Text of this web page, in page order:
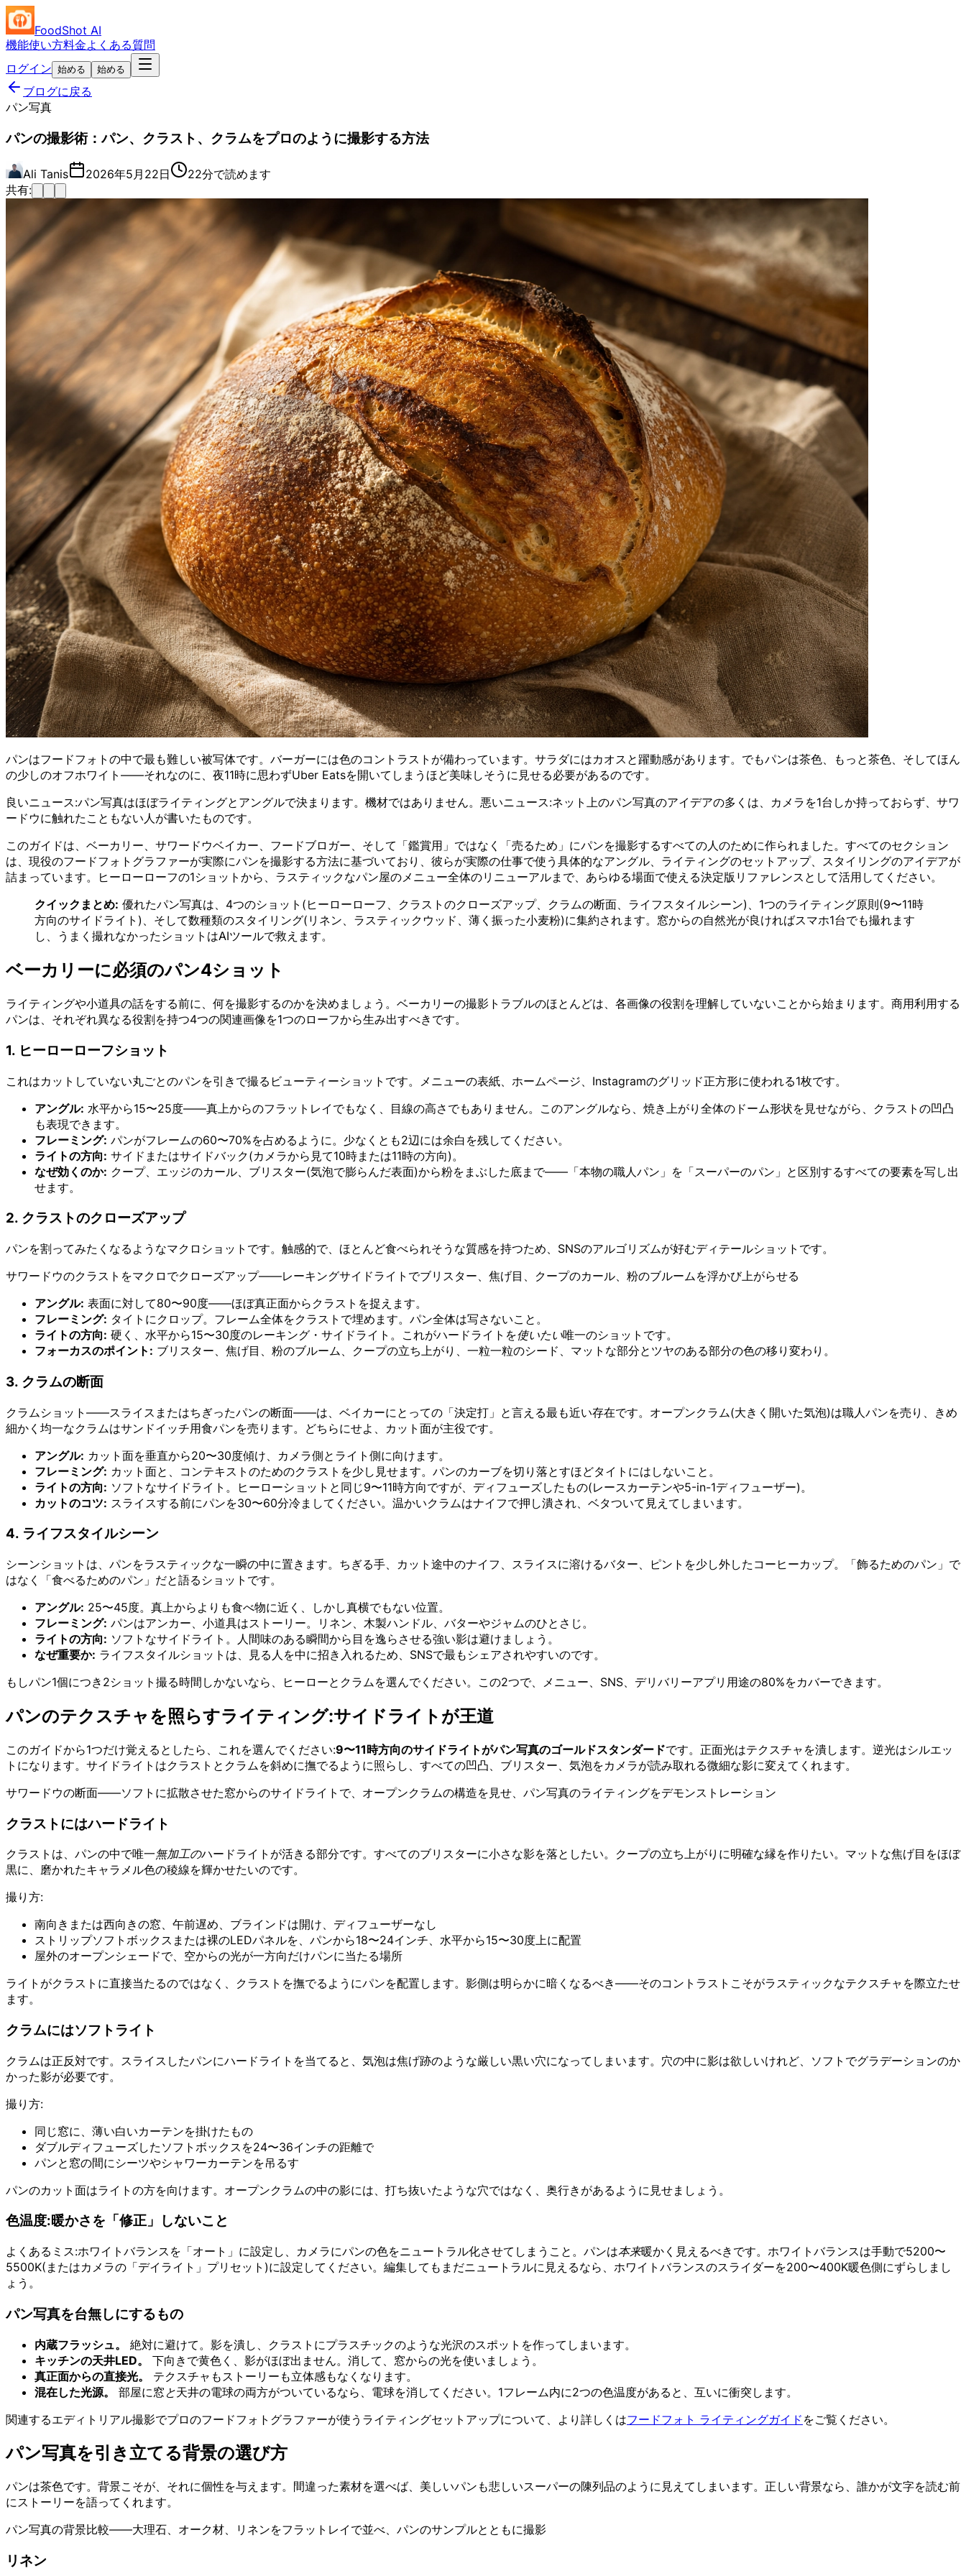
FoodShot AI
機能使い方料金よくある質問
ログイン 始める 始める
ブログに戻る
パン写真
パンの撮影術：パン、クラスト、クラムをプロのように撮影する方法
Ali Tanis 2026年5月22日
22分で読めます
共有:
パンはフードフォトの中で最も難しい被写体です。バーガーには色のコントラストが備わっています。サラダにはカオスと躍動感があります。でもパンは茶色、もっと茶色、そしてほん
の少しのオフホワイト——それなのに、夜11時に思わずUber Eatsを開いてしまうほど美味しそうに見せる必要があるのです。
良いニュース:パン写真はほぼライティングとアングルで決まります。機材ではありません。悪いニュース:ネット上のパン写真のアイデアの多くは、カメラを1台しか持っておらず、サワ
ードウに触れたこともない人が書いたものです。
このガイドは、ベーカリー、サワードウベイカー、フードブロガー、そして「鑑賞用」ではなく「売るため」にパンを撮影するすべての人のために作られました。すべてのセクション
は、現役のフードフォトグラファーが実際にパンを撮影する方法に基づいており、彼らが実際の仕事で使う具体的なアングル、ライティングのセットアップ、スタイリングのアイデアが
詰まっています。ヒーローローフの1ショットから、ラスティックなパン屋のメニュー全体のリニューアルまで、あらゆる場面で使える決定版リファレンスとして活用してください。
クイックまとめ: 優れたパン写真は、4つのショット(ヒーローローフ、クラストのクローズアップ、クラムの断面、ライフスタイルシーン)、1つのライティング原則(9〜11時
方向のサイドライト)、そして数種類のスタイリング(リネン、ラスティックウッド、薄く振った小麦粉)に集約されます。窓からの自然光が良ければスマホ1台でも撮れます
し、うまく撮れなかったショットはAIツールで救えます。
ベーカリーに必須のパン4ショット
ライティングや小道具の話をする前に、何を撮影するのかを決めましょう。ベーカリーの撮影トラブルのほとんどは、各画像の役割を理解していないことから始まります。商用利用する
パンは、それぞれ異なる役割を持つ4つの関連画像を1つのローフから生み出すべきです。
1. ヒーローローフショット
これはカットしていない丸ごとのパンを引きで撮るビューティーショットです。メニューの表紙、ホームページ、Instagramのグリッド正方形に使われる1枚です。
アングル: 水平から15〜25度——真上からのフラットレイでもなく、目線の高さでもありません。このアングルなら、焼き上がり全体のドーム形状を見せながら、クラストの凹凸
も表現できます。
フレーミング: パンがフレームの60〜70%を占めるように。少なくとも2辺には余白を残してください。
ライトの方向: サイドまたはサイドバック(カメラから見て10時または11時の方向)。
なぜ効くのか: クープ、エッジのカール、ブリスター(気泡で膨らんだ表面)から粉をまぶした底まで——「本物の職人パン」を「スーパーのパン」と区別するすべての要素を写し出
せます。
2. クラストのクローズアップ
パンを割ってみたくなるようなマクロショットです。触感的で、ほとんど食べられそうな質感を持つため、SNSのアルゴリズムが好むディテールショットです。
サワードウのクラストをマクロでクローズアップ——レーキングサイドライトでブリスター、焦げ目、クープのカール、粉のブルームを浮かび上がらせる
アングル: 表面に対して80〜90度——ほぼ真正面からクラストを捉えます。
フレーミング: タイトにクロップ。フレーム全体をクラストで埋めます。パン全体は写さないこと。
ライトの方向: 硬く、水平から15〜30度のレーキング・サイドライト。これがハードライトを使いたい唯一のショットです。
フォーカスのポイント: ブリスター、焦げ目、粉のブルーム、クープの立ち上がり、一粒一粒のシード、マットな部分とツヤのある部分の色の移り変わり。
3. クラムの断面
クラムショット——スライスまたはちぎったパンの断面——は、ベイカーにとっての「決定打」と言える最も近い存在です。オープンクラム(大きく開いた気泡)は職人パンを売り、きめ
細かく均一なクラムはサンドイッチ用食パンを売ります。どちらにせよ、カット面が主役です。
アングル: カット面を垂直から20〜30度傾け、カメラ側とライト側に向けます。
フレーミング: カット面と、コンテキストのためのクラストを少し見せます。パンのカーブを切り落とすほどタイトにはしないこと。
ライトの方向: ソフトなサイドライト。ヒーローショットと同じ9〜11時方向ですが、ディフューズしたもの(レースカーテンや5-in-1ディフューザー)。
カットのコツ: スライスする前にパンを30〜60分冷ましてください。温かいクラムはナイフで押し潰され、ベタついて見えてしまいます。
4. ライフスタイルシーン
シーンショットは、パンをラスティックな一瞬の中に置きます。ちぎる手、カット途中のナイフ、スライスに溶けるバター、ピントを少し外したコーヒーカップ。「飾るためのパン」で
はなく「食べるためのパン」だと語るショットです。
アングル: 25〜45度。真上からよりも食べ物に近く、しかし真横でもない位置。
フレーミング: パンはアンカー、小道具はストーリー。リネン、木製ハンドル、バターやジャムのひとさじ。
ライトの方向: ソフトなサイドライト。人間味のある瞬間から目を逸らさせる強い影は避けましょう。
なぜ重要か: ライフスタイルショットは、見る人を中に招き入れるため、SNSで最もシェアされやすいのです。
もしパン1個につき2ショット撮る時間しかないなら、ヒーローとクラムを選んでください。この2つで、メニュー、SNS、デリバリーアプリ用途の80%をカバーできます。
パンのテクスチャを照らすライティング:サイドライトが王道
このガイドから1つだけ覚えるとしたら、これを選んでください:9〜11時方向のサイドライトがパン写真のゴールドスタンダードです。正面光はテクスチャを潰します。逆光はシルエッ
トになります。サイドライトはクラストとクラムを斜めに撫でるように照らし、すべての凹凸、ブリスター、気泡をカメラが読み取れる微細な影に変えてくれます。
サワードウの断面——ソフトに拡散させた窓からのサイドライトで、オープンクラムの構造を見せ、パン写真のライティングをデモンストレーション
クラストにはハードライト
クラストは、パンの中で唯一無加工のハードライトが活きる部分です。すべてのブリスターに小さな影を落としたい。クープの立ち上がりに明確な縁を作りたい。マットな焦げ目をほぼ
黒に、磨かれたキャラメル色の稜線を輝かせたいのです。
撮り方:
南向きまたは西向きの窓、午前遅め、ブラインドは開け、ディフューザーなし
ストリップソフトボックスまたは裸のLEDパネルを、パンから18〜24インチ、水平から15〜30度上に配置
屋外のオープンシェードで、空からの光が一方向だけパンに当たる場所
ライトがクラストに直接当たるのではなく、クラストを撫でるようにパンを配置します。影側は明らかに暗くなるべき——そのコントラストこそがラスティックなテクスチャを際立たせ
ます。
クラムにはソフトライト
クラムは正反対です。スライスしたパンにハードライトを当てると、気泡は焦げ跡のような厳しい黒い穴になってしまいます。穴の中に影は欲しいけれど、ソフトでグラデーションのか
かった影が必要です。
撮り方:
同じ窓に、薄い白いカーテンを掛けたもの
ダブルディフューズしたソフトボックスを24〜36インチの距離で
パンと窓の間にシーツやシャワーカーテンを吊るす
パンのカット面はライトの方を向けます。オープンクラムの中の影には、打ち抜いたような穴ではなく、奥行きがあるように見せましょう。
色温度:暖かさを「修正」しないこと
よくあるミス:ホワイトバランスを「オート」に設定し、カメラにパンの色をニュートラル化させてしまうこと。パンは本来暖かく見えるべきです。ホワイトバランスは手動で5200〜
5500K(またはカメラの「デイライト」プリセット)に設定してください。編集してもまだニュートラルに見えるなら、ホワイトバランスのスライダーを200〜400K暖色側にずらしまし
ょう。
パン写真を台無しにするもの
内蔵フラッシュ。
絶対に避けて。影を潰し、クラストにプラスチックのような光沢のスポットを作ってしまいます。
キッチンの天井LED。
下向きで黄色く、影がほぼ出ません。消して、窓からの光を使いましょう。
真正面からの直接光。
テクスチャもストーリーも立体感もなくなります。
混在した光源。
部屋に窓 と天井の電球の両方がついているなら、電球を消してください。1フレーム内に2つの色温度があると、互いに衝突します。
関連するエディトリアル撮影でプロのフードフォトグラファーが使うライティングセットアップについて、より詳しくはフードフォト ライティングガイド をご覧ください。
パン写真を引き立てる背景の選び方
パンは茶色です。背景こそが、それに個性を与えます。間違った素材を選べば、美しいパンも悲しいスーパーの陳列品のように見えてしまいます。正しい背景なら、誰かが文字を読む前
にストーリーを語ってくれます。
パン写真の背景比較——大理石、オーク材、リネンをフラットレイで並べ、パンのサンプルとともに撮影
リネン